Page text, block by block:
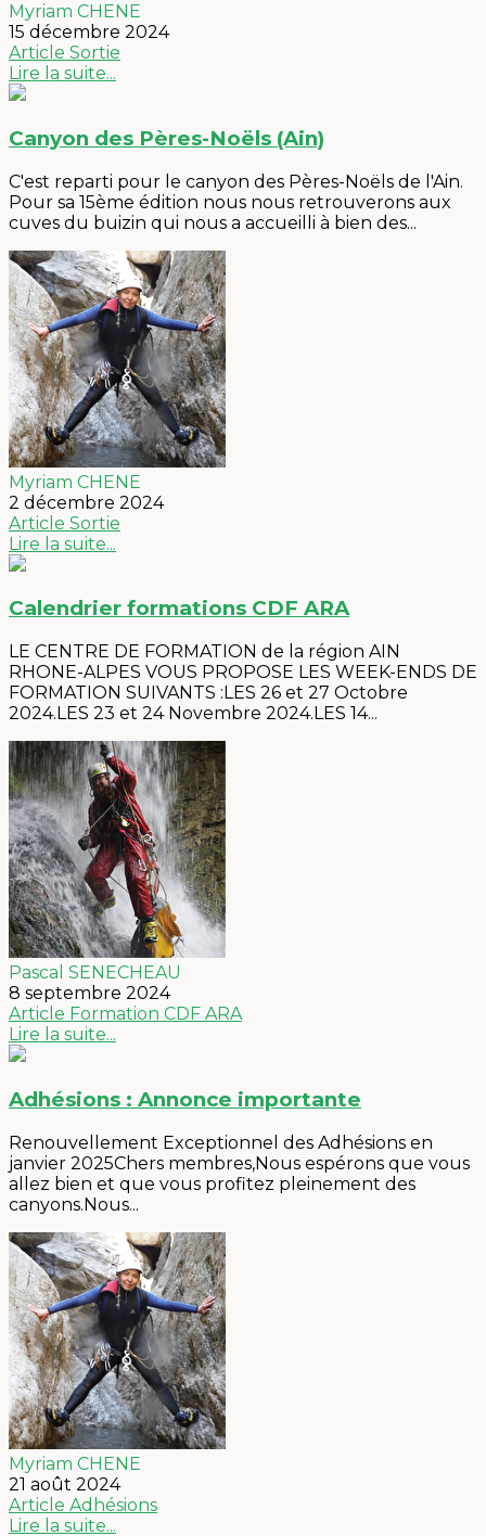
Myriam CHENE
15 décembre 2024
Article Sortie
Lire la suite...
Canyon des Pères-Noëls (Ain)
C'est reparti pour le canyon des Pères-Noëls de l'Ain.
Pour sa 15ème édition nous nous retrouverons aux
cuves du buizin qui nous a accueilli à bien des...
Myriam CHENE
2 décembre 2024
Article Sortie
Lire la suite...
Calendrier formations CDF ARA
LE CENTRE DE FORMATION de la région AIN
RHONE-ALPES VOUS PROPOSE LES WEEK-ENDS DE
FORMATION SUIVANTS :LES 26 et 27 Octobre
2024.LES 23 et 24 Novembre 2024.LES 14...
Pascal SENECHEAU
8 septembre 2024
Article Formation CDF ARA
Lire la suite...
Adhésions : Annonce importante
Renouvellement Exceptionnel des Adhésions en
janvier 2025Chers membres,Nous espérons que vous
allez bien et que vous profitez pleinement des
canyons.Nous...
Myriam CHENE
21 août 2024
Article Adhésions
Lire la suite...